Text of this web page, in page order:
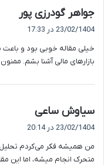
جواهر گودرزی پور
:
23/02/1404 در 17:33
خیلی مقاله خوبی بود و باعث
بازارهای مالی آشنا بشم.
سیاوش ساعی
ف
:
23/02/1404 در 20:14
من همیشه فکر می‌کردم تحلیل
متحرک انجام میشه، اما این